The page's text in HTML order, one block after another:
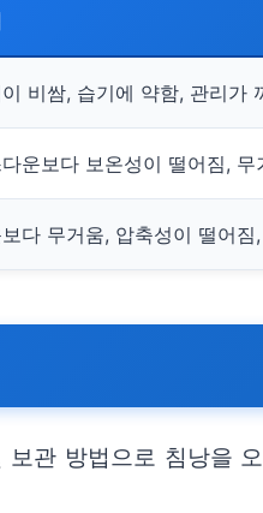
비쌈, 습기에 약함, 관리가
운보다 보온성이 떨어짐, 무
다 무거움, 압축성이 떨어짐
관 방법으로 침낭을